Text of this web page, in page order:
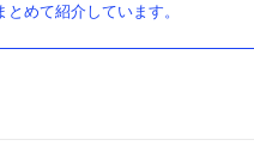
めて紹介しています。